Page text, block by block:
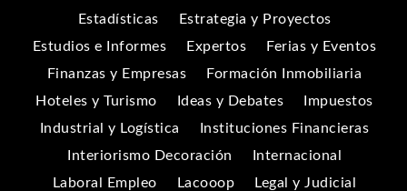
Estadísticas
Estrategia y Proyectos
Estudios e Informes
Expertos
Ferias y Eventos
Finanzas y Empresas
Formación Inmobiliaria
Hoteles y Turismo
Ideas y Debates
Impuestos
Industrial y Logística
Instituciones Financieras
Interiorismo Decoración
Internacional
Laboral Empleo
Lacooop
Legal y Judicial